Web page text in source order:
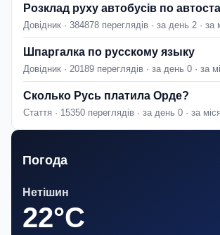
Розклад руху автобусів по
Довідник · 384878 переглядів · за день 2 · за
Шпаргалка по русскому языку
Довідник · 20189 переглядів · за день 0 · за
Сколько Русь платила Орде?
Стаття · 15350 переглядів · за день 0 · за
Погода
Нетішин
22°C